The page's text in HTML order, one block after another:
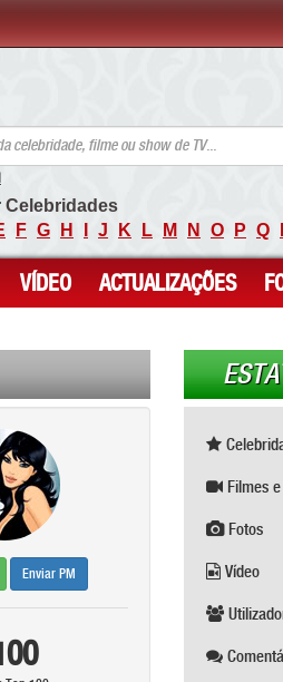
Celebridades
F G H J K L M N O P Q
VÍDEO ACTUALIZAÇÕES
Enviar PM
Filmes
Fotos
Vídeo